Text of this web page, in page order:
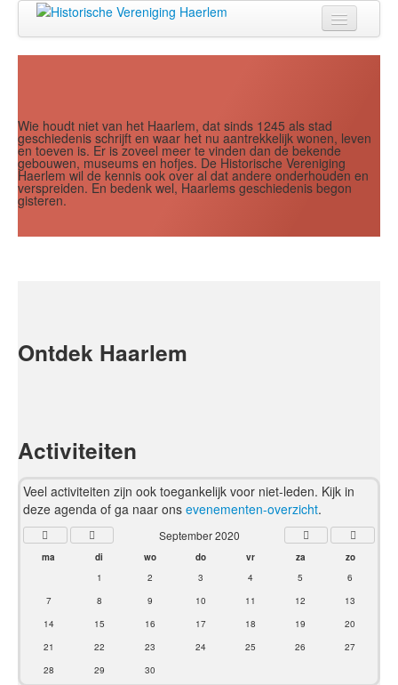
Zien
Lezen
Over ons
Wie houdt niet van het Haarlem, dat sinds 1245 als stad
geschiedenis schrijft en waar het nu aantrekkelijk wonen, leven
en toeven is. Er is zoveel meer te vinden dan de bekende
gebouwen, museums en hofjes. De Historische Vereniging
Haerlem wil de kennis ook over al dat andere onderhouden en
verspreiden. En bedenk wel, Haarlems geschiedenis begon
gisteren.
Ontdek Haarlem
Activiteiten
Veel activiteiten zijn ook toegankelijk voor niet-leden. Kijk in
deze agenda of ga naar ons evenementen-overzicht.
Jaar Maand Jaar
Maand
September 2020
ma di wo do vr za
zo
1
2 3 4 5
6
7
8 9 10 11 12
13
14
15 16 17 18 19
20
21
22 23 24 25 26
27
28
29 30